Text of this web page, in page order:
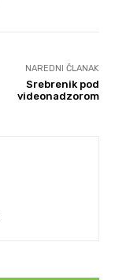
NAREDNI ČLANAK
Srebrenik pod
videonadzorom